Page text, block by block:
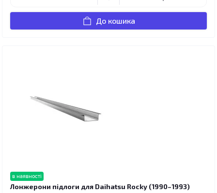
До кошика
в наявності
Лонжерони підлоги для Daihatsu Rocky (1990–1993)